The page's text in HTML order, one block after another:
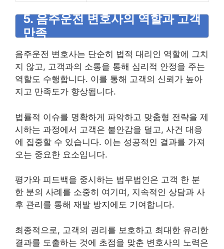
5. 음주운전 변호사의 역할과 고객
만족
음주운전 변호사는 단순히 법적 대리인 역할에 그치
지 않고, 고객과의 소통을 통해 심리적 안정을 주는
역할도 수행합니다. 이를 통해 고객의 신뢰가 높아
지고 만족도가 향상됩니다.
법률적 이슈를 명확하게 파악하고 맞춤형 전략을 제
시하는 과정에서 고객은 불안감을 덜고, 사건 대응
에 집중할 수 있습니다. 이는 성공적인 결과를 가져
오는 중요한 요소입니다.
평가와 피드백을 중시하는 법무법인은 고객 한 분
한 분의 사례를 소중히 여기며, 지속적인 상담과 사
후 관리를 통해 재발 방지에도 기여합니다.
최종적으로, 고객의 권리를 보호하고 최대한 유리한
결과를 도출하는 것에 초점을 맞춘 변호사의 노력은